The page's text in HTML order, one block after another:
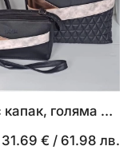
Кожена раница с капак, голяма чанта, малка чанта и портмоне
31.69 € / 61.98 лв.